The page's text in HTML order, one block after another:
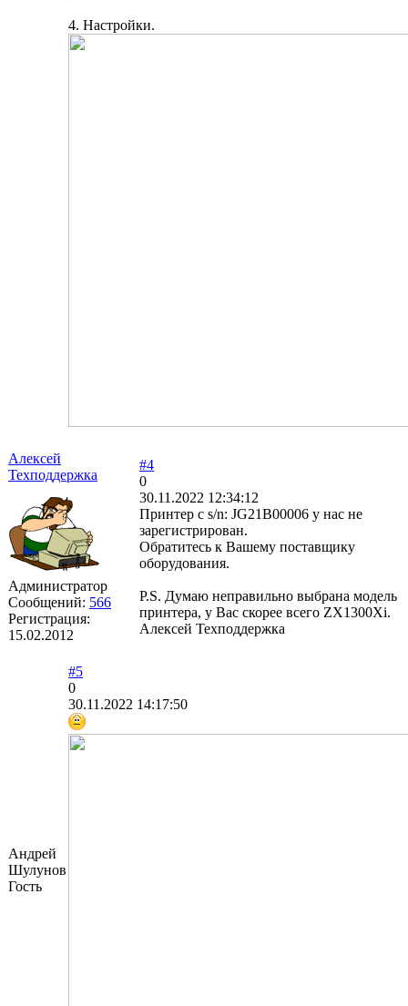
4. Настройки.
Алексей
Техподдержка
Администратор
Сообщений: 566
Регистрация:
15.02.2012
#4
0
30.11.2022 12:34:12
Принтер с s/n: JG21B00006 у нас не
зарегистрирован.
Обратитесь к Вашему поставщику
оборудования.
P.S. Думаю неправильно выбрана модель
принтера, у Вас скорее всего ZX1300Xi.
Алексей Техподдержка
Андрей
Шулунов
Гость
#5
0
30.11.2022 14:17:50